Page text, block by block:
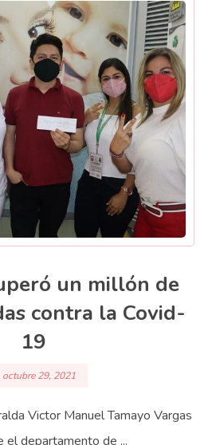
un millón de
contra la Covid-
19
octubre 29, 2021
Victor Manuel Tamayo Vargas
el departamento de ...